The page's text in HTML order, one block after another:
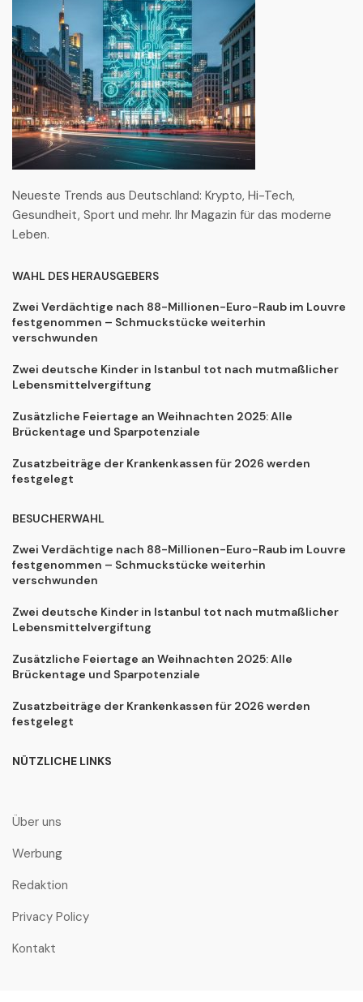
Neueste Trends aus Deutschland: Krypto, Hi-Tech,
Gesundheit, Sport und mehr. Ihr Magazin für das moderne
Leben.
WAHL DES HERAUSGEBERS
Zwei Verdächtige nach 88-Millionen-Euro-Raub im Louvre
festgenommen – Schmuckstücke weiterhin
verschwunden
Zwei deutsche Kinder in Istanbul tot nach mutmaßlicher
Lebensmittelvergiftung
Zusätzliche Feiertage an Weihnachten 2025: Alle
Brückentage und Sparpotenziale
Zusatzbeiträge der Krankenkassen für 2026 werden
festgelegt
BESUCHERWAHL
Zwei Verdächtige nach 88-Millionen-Euro-Raub im Louvre
festgenommen – Schmuckstücke weiterhin
verschwunden
Zwei deutsche Kinder in Istanbul tot nach mutmaßlicher
Lebensmittelvergiftung
Zusätzliche Feiertage an Weihnachten 2025: Alle
Brückentage und Sparpotenziale
Zusatzbeiträge der Krankenkassen für 2026 werden
festgelegt
NÜTZLICHE LINKS
Über uns
Werbung
Redaktion
Privacy Policy
Kontakt